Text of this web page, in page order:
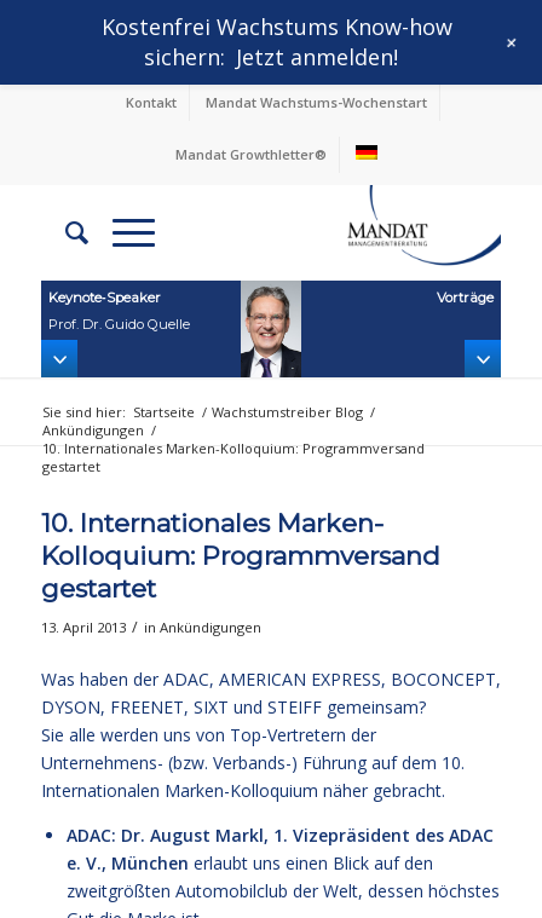
Kontakt Mandat Wachstums-Wochenstart
Mandat Growthletter®
Keynote‑Speaker
Prof. Dr. Guido Quelle
Vorträge
Sie sind hier: Startseite / Wachstumstreiber Blog /
Ankündigungen /
10. Internationales Marken-Kolloquium: Programmversand
gestartet
10. Internationales Marken-
Kolloquium: Programmversand
gestartet
13. April 2013 / in Ankündigungen
Was haben der ADAC, AMERICAN EXPRESS, BOCONCEPT,
DYSON, FREENET, SIXT und STEIFF gemeinsam?
Sie alle werden uns von Top-Vertretern der
Unternehmens- (bzw. Verbands-) Führung auf dem 10.
Internationalen Marken-Kolloquium näher gebracht.
ADAC: Dr. August Markl, 1. Vizepräsident des ADAC
e. V., München erlaubt uns einen Blick auf den
zweitgrößten Automobilclub der Welt, dessen höchstes
Kostenfrei Wachstums Know-how
sichern: Jetzt anmelden! +